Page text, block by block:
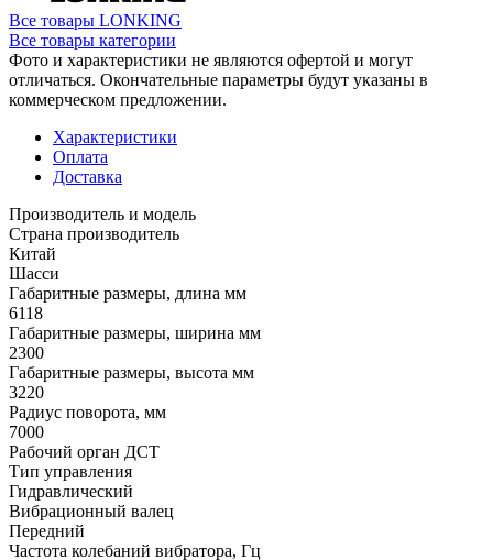
Все товары LONKING
Все товары категории
Фото и характеристики не являются офертой и могут
отличаться. Окончательные параметры будут указаны в
коммерческом предложении.
Характеристики
Оплата
Доставка
Производитель и модель
Страна производитель
Китай
Шасси
Габаритные размеры, длина мм
6118
Габаритные размеры, ширина мм
2300
Габаритные размеры, высота мм
3220
Радиус поворота, мм
7000
Рабочий орган ДСТ
Тип управления
Гидравлический
Вибрационный валец
Передний
Частота колебаний вибратора, Гц